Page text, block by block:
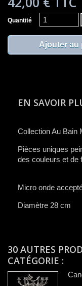
Quantité
Ajouter au
EN SAVOIR
C​ollection Au Bain
​Pièces uniques
des couleurs et de
Micro onde
Diamètre 28 cm
30 AUTRES
CATÉGORIE :